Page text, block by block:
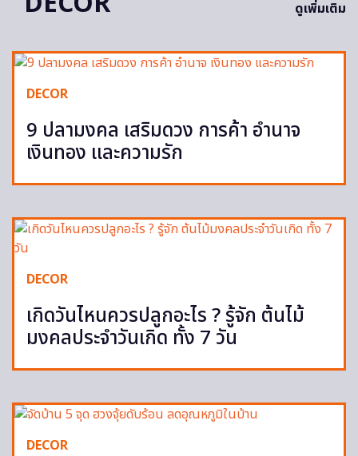
ดูเพิ่มเติม
DECOR
9 ปลามงคล เสริมดวง การค้า อำนาจ
เงินทอง และความรัก
DECOR
เกิดวันไหนควรปลูกอะไร ? รู้จัก ต้นไม้
มงคลประจำวันเกิด ทั้ง 7 วัน
DECOR